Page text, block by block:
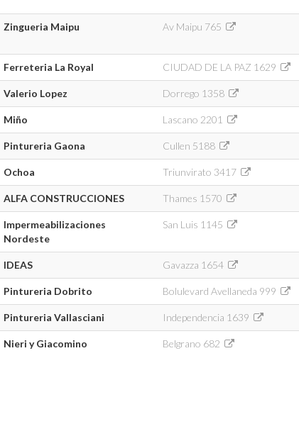
Zingueria Maipu Av Maipu 765
Ferreteria La Royal CIUDAD DE LA PAZ 1629
Valerio Lopez Dorrego 1358
Miño Lascano 2201
Pintureria Gaona Cullen 5188
Ochoa Triunvirato 3417
ALFA CONSTRUCCIONES Thames 1570
Impermeabilizaciones
Nordeste
San Luis 1145
IDEAS Gavazza 1654
Pintureria Dobrito Bolulevard Avellaneda 999
Pintureria Vallasciani Independencia 1639
Nieri y Giacomino Belgrano 682